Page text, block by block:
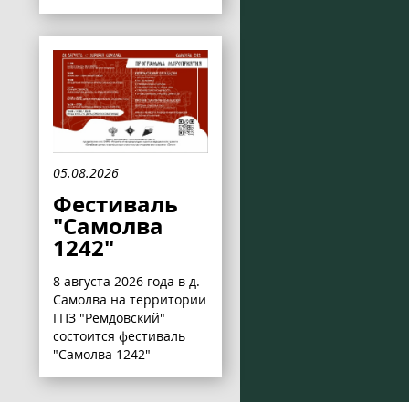
05.08.2026
Фестиваль
"Самолва
1242"
8 августа 2026 года в д.
Самолва на территории
ГПЗ "Ремдовский"
состоится фестиваль
"Самолва 1242"